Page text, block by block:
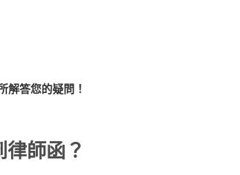
解答您的疑問！
師函？